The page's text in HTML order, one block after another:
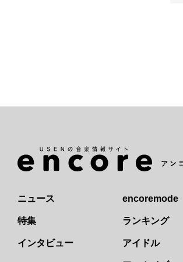
ニュース
特集
インタビュー
encoremode
ランキング
アイドル